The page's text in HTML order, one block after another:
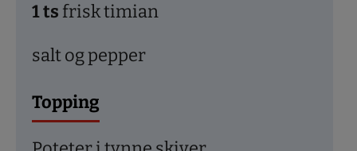
1ts frisk timian
salt og pepper
Topping